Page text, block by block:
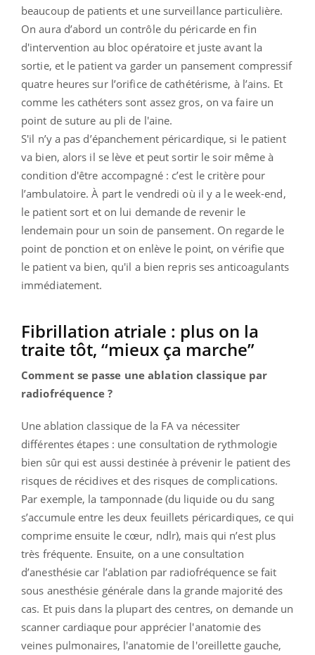
beaucoup de patients et une surveillance particulière.
On aura d’abord un contrôle du péricarde en fin
d'intervention au bloc opératoire et juste avant la
sortie, et le patient va garder un pansement compressif
quatre heures sur l’orifice de cathétérisme, à l’ains. Et
comme les cathéters sont assez gros, on va faire un
point de suture au pli de l'aine.
S'il n’y a pas d’épanchement péricardique, si le patient
va bien, alors il se lève et peut sortir le soir même à
condition d'être accompagné : c’est le critère pour
l’ambulatoire. À part le vendredi où il y a le week-end,
le patient sort et on lui demande de revenir le
lendemain pour un soin de pansement. On regarde le
point de ponction et on enlève le point, on vérifie que
le patient va bien, qu'il a bien repris ses anticoagulants
immédiatement.
Fibrillation atriale : plus on la
traite tôt, “mieux ça marche”
Comment se passe une ablation classique par
radiofréquence ?
Une ablation classique de la FA va nécessiter
différentes étapes : une consultation de rythmologie
bien sûr qui est aussi destinée à prévenir le patient des
risques de récidives et des risques de complications.
Par exemple, la tamponnade (du liquide ou du sang
s’accumule entre les deux feuillets péricardiques, ce qui
comprime ensuite le cœur, ndlr), mais qui n’est plus
très fréquente. Ensuite, on a une consultation
d’anesthésie car l’ablation par radiofréquence se fait
sous anesthésie générale dans la grande majorité des
cas. Et puis dans la plupart des centres, on demande un
scanner cardiaque pour apprécier l'anatomie des
veines pulmonaires, l'anatomie de l'oreillette gauche,